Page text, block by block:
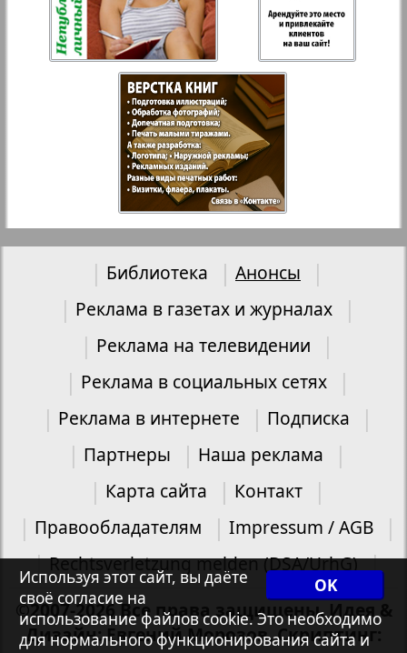
Библиотека
Анонсы
Реклама в газетах и журналах
Реклама на телевидении
Реклама в социальных сетях
Реклама в интернете
Подписка
Партнеры
Наша реклама
Карта сайта
Контакт
Правообладателям
Impressum / AGB
Rechtsverletzung melden (DSA/UrhG)
©2007-2026 Все права защищены. Идея &
Дизайн: Евгений Морозов. Скриптинг:
OK
Используя этот сайт, вы даёте
своё согласие на
использование файлов cookie. Это необходимо
для нормального функционирования сайта и